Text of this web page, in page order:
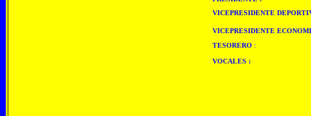
VICEPRESIDENTE
VICEPRESIDENTE
TESORERO :
VOCALES :